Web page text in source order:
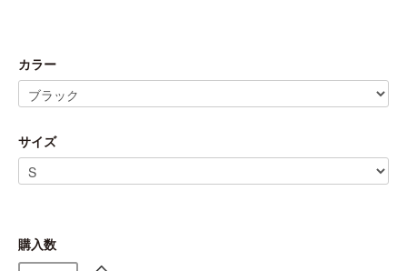
カラー
サイズ
購入数